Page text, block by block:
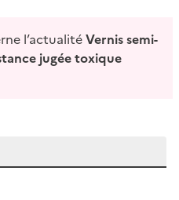
l’actualitéVernis semi-
jugée toxique